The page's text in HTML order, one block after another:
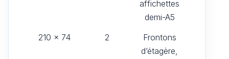
affichettes
demi-A5
210 × 74
2
Frontons
d’étagère,